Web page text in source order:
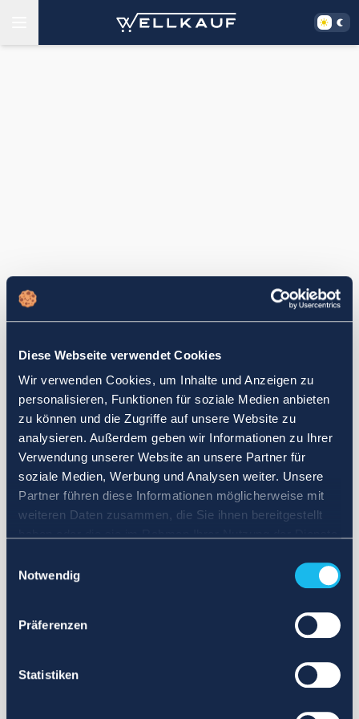
Diese Webseite verwendet Cookies
Wir verwenden Cookies, um Inhalte und Anzeigen zu
personalisieren, Funktionen für soziale Medien anbieten
zu können und die Zugriffe auf unsere Website zu
analysieren. Außerdem geben wir Informationen zu Ihrer
Verwendung unserer Website an unsere Partner für
soziale Medien, Werbung und Analysen weiter. Unsere
Partner führen diese Informationen möglicherweise mit
weiteren Daten zusammen, die Sie ihnen bereitgestellt
Notwendig
Präferenzen
Statistiken